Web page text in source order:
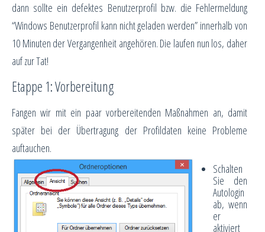
dann sollte ein defektes Benutzerprofil bzw. die Fehlermeldung
“Windows Benutzerprofil kann nicht geladen werden” innerhalb von
10 Minuten der Vergangenheit angehören. Die laufen nun los, daher
auf zur Tat!
Etappe 1: Vorbereitung
Fangen wir mit ein paar vorbereitenden Maßnahmen an, damit
später bei der Übertragung der Profildaten keine Probleme
auftauchen.
Schalten
Sie den
Autologin
ab, wenn
er
aktiviert